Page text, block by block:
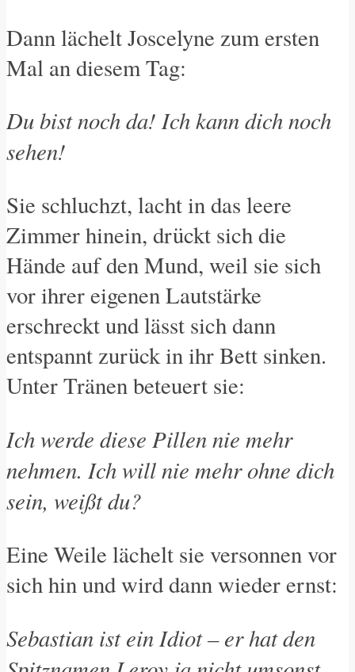
Dann lächelt Joscelyne zum ersten
Mal an diesem Tag:
Du bist noch da! Ich kann dich noch
sehen!
Sie schluchzt, lacht in das leere
Zimmer hinein, drückt sich die
Hände auf den Mund, weil sie sich
vor ihrer eigenen Lautstärke
erschreckt und lässt sich dann
entspannt zurück in ihr Bett sinken.
Unter Tränen beteuert sie:
Ich werde diese Pillen nie mehr
nehmen. Ich will nie mehr ohne dich
sein, weißt du?
Eine Weile lächelt sie versonnen vor
sich hin und wird dann wieder ernst:
Sebastian ist ein Idiot – er hat den